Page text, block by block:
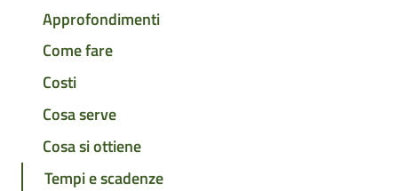
Approfondimenti
Come fare
Costi
Cosa serve
Cosa si ottiene
Tempi e scadenze